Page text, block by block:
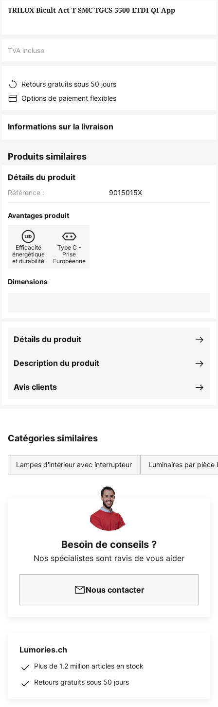
Skip
images
gallery
TRILUX Bicult Act T SMC TGCS 5500 ETDI QI App
TVA incluse
Retours gratuits sous 50 jours
Options de paiement flexibles
Informations sur la livraison
Produits similaires
Détails du produit
Référence : 9015015X
Avantages produit
Efficacité
énergétique
et durabilité
Type C -
Prise
Européenne
Dimensions
Description du produit
Détails du produit
Avis clients
Catégories similaires
Lampes d'intérieur avec interrupteur Luminaires par pièce
Besoin de conseils ?
Nos spécialistes sont ravis de vous aider
Nous contacter
Lumories.ch
Plus de 1.2 million articles en stock
Retours gratuits sous 50 jours